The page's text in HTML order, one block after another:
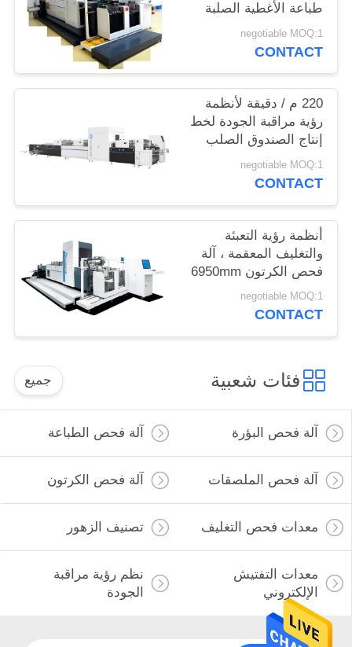
طباعة الأغطية الصلبة
للصناديق
negotiable MOQ:1
CONTACT
220 م / دقيقة لأنظمة
رؤية مراقبة الجودة لخط
إنتاج الصندوق الصلب
negotiable MOQ:1
CONTACT
أنظمة رؤية التعبئة
والتغليف المعقمة ، آلة
فحص الكرتون 6950mm
× 3650mm × 2200mm
negotiable MOQ:1
CONTACT
فئات شعبية جميع
آلة فحص البؤرة آلة فحص الطباعة
آلة فحص الملصقات آلة فحص الكرتون
معدات فحص التغليف تصنيف الزهور
معدات التفتيش
الإلكتروني
نظم رؤية مراقبة
الجودة